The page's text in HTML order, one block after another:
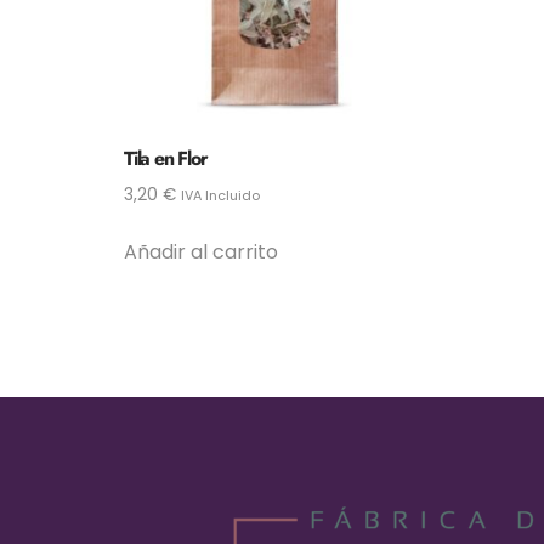
Tila en Flor
3,20 € IVA Incluido
Añadir al carrito